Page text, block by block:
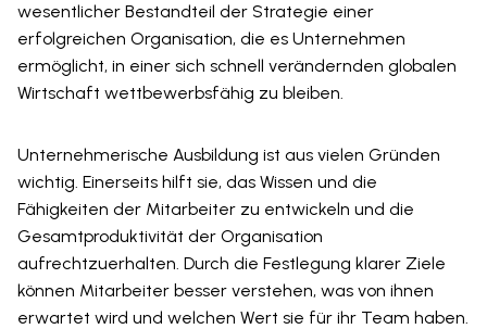
wesentlicher Bestandteil der Strategie einer
erfolgreichen Organisation, die es Unternehmen
ermöglicht, in einer sich schnell verändernden globalen
Wirtschaft wettbewerbsfähig zu bleiben.
Unternehmerische Ausbildung ist aus vielen Gründen
wichtig. Einerseits hilft sie, das Wissen und die
Fähigkeiten der Mitarbeiter zu entwickeln und die
Gesamtproduktivität der Organisation
aufrechtzuerhalten. Durch die Festlegung klarer Ziele
können Mitarbeiter besser verstehen, was von ihnen
erwartet wird und welchen Wert sie für ihr Team haben.